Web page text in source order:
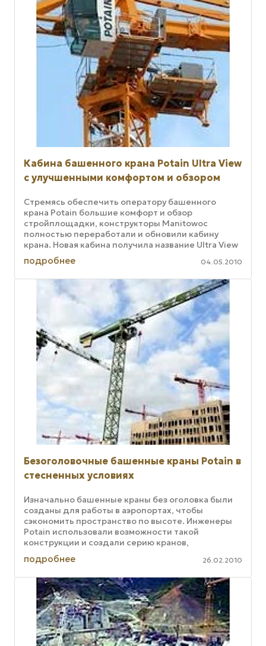
Кабина башенного крана Potain Ultra View
с улучшенными комфортом и обзором
Стремясь обеспечить оператору башенного
крана Potain большие комфорт и обзор
стройплощадки, конструкторы Manitowoc
полностью переработали и обновили кабину
крана. Новая кабина получила название Ultra View
и была официально представлена специалистам
...
подробнее 04.05.2010
Безоголовочные башенные краны Potain в
стесненных условиях
Изначально башенные краны без оголовка были
созданы для работы в аэропортах, чтобы
сэкономить пространство по высоте. Инженеры
Potain использовали возможности такой
конструкции и создали серию кранов,
максимально удобных с точки зрения монтажа и ...
подробнее 26.02.2010